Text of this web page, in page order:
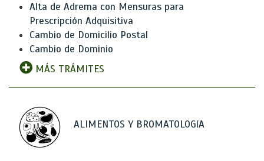
Alta de Adrema con Mensuras para
Prescripción Adquisitiva
Cambio de Domicilio Postal
Cambio de Dominio
MÁS TRÁMITES
ALIMENTOS Y BROMATOLOGíA